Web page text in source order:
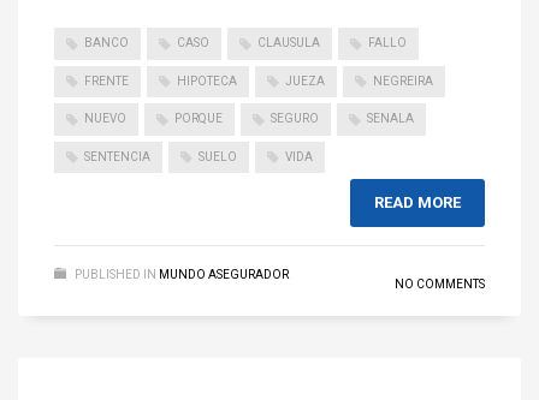
BANCO CASO CLAUSULA FALLO
FRENTE HIPOTECA JUEZA NEGREIRA
NUEVO PORQUE SEGURO SENALA
SENTENCIA SUELO VIDA
READ MORE
PUBLISHED IN MUNDO ASEGURADOR
NO COMMENTS